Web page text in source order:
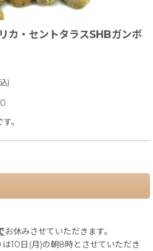
カ・セントタラスSHBガンボ
)
。
お休みさせていただきます。
は10日(月)の朝8時とさせていただき